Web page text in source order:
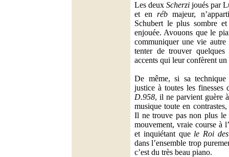
Les deux Scherzi joués par
et enréb majeur,
Schubert le plus sombre
enjouée. Avouons que le
communiquer une vie autre
tenter de trouver quelques
accents qui leur confèrent
De même, si sa
justice à toutes les finesses
D.958, il ne parvient guère
musique toute en
Il ne trouve pas non plus
mouvement, vraie course à
et inquiétant que le Roi
dans l’ensemble trop
c’est du très beau piano.